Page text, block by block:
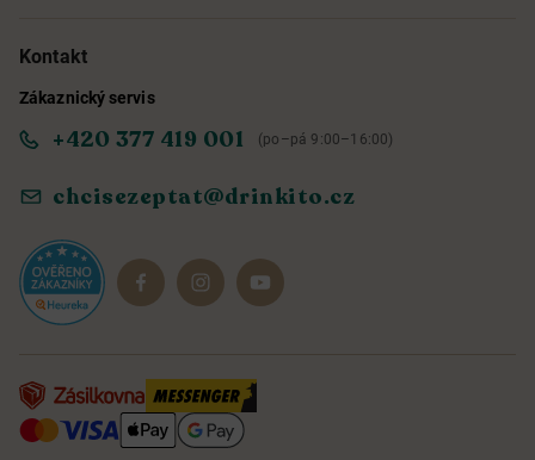
Obchodní podmínky
Ochrana osobních údajů
Reklamace a vrácení
O nás
Informace o přístupnosti služby
Dárkové sady
Kontakt
Zákaznický servis
+420 377 419 001 (po–pá 9:00–16:00)
chcisezeptat@drinkito.cz